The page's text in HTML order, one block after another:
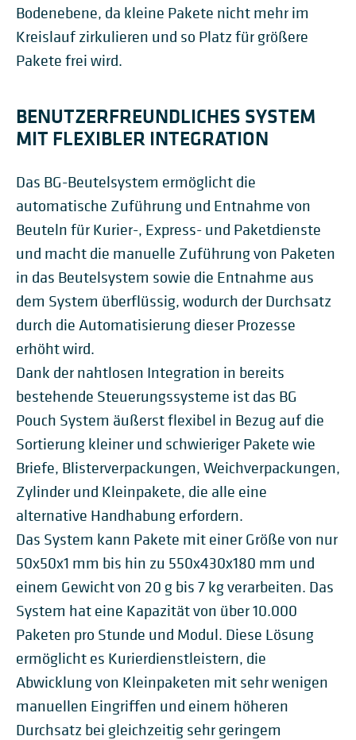
Bodenebene, da kleine Pakete nicht mehr im
Kreislauf zirkulieren und so Platz für größere
Pakete frei wird.
BENUTZERFREUNDLICHES SYSTEM
MIT FLEXIBLER INTEGRATION
Das BG-Beutelsystem ermöglicht die
automatische Zuführung und Entnahme von
Beuteln für Kurier-, Express- und Paketdienste
und macht die manuelle Zuführung von Paketen
in das Beutelsystem sowie die Entnahme aus
dem System überflüssig, wodurch der Durchsatz
durch die Automatisierung dieser Prozesse
erhöht wird.
Dank der nahtlosen Integration in bereits
bestehende Steuerungssysteme ist das BG
Pouch System äußerst flexibel in Bezug auf die
Sortierung kleiner und schwieriger Pakete wie
Briefe, Blisterverpackungen, Weichverpackungen,
Zylinder und Kleinpakete, die alle eine
alternative Handhabung erfordern.
Das System kann Pakete mit einer Größe von nur
50x50x1 mm bis hin zu 550x430x180 mm und
einem Gewicht von 20 g bis 7 kg verarbeiten. Das
System hat eine Kapazität von über 10.000
Paketen pro Stunde und Modul. Diese Lösung
ermöglicht es Kurierdienstleistern, die
Abwicklung von Kleinpaketen mit sehr wenigen
manuellen Eingriffen und einem höheren
Durchsatz bei gleichzeitig sehr geringem